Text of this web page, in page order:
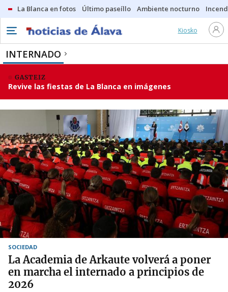
La Blanca en fotos Último paseíllo Ambiente nocturno
Kiosko
INTERNADO
GASTEIZ
Revive las fiestas de La Blanca en imágenes
SOCIEDAD
La Academia de Arkaute volverá a poner
en marcha el internado a principios de
2026